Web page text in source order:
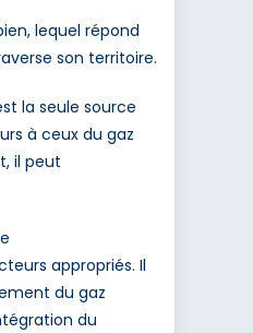
lequel répond
son territoire.
la seule source
à ceux du gaz
il peut
appropriés. Il
du gaz
du